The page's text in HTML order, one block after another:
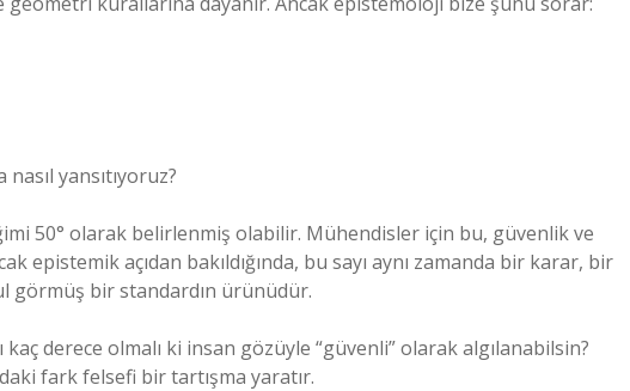
yansıtıyoruz?
50° olarak belirlenmiş olabilir. Mühendisler için bu, güvenlik ve
epistemik açıdan bakıldığında, bu sayı aynı zamanda bir karar, bir
görmüş bir standardın ürünüdür.
derece olmalı ki insan gözüyle “güvenli” olarak algılanabilsin?
fark felsefi bir tartışma yaratır.